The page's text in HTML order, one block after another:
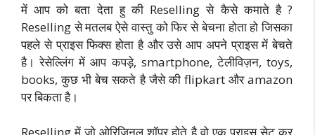
में आप को बता देता हु की Reselling से कैसे कमाते है ?
Reselling से मतलब ऐसे वास्तु को फिर से बेचना होता हो जिसका
पहले से प्राइस फिक्स होता है और उसे आप अपने प्राइस में बेचते
है। रेसेल्लिंग में आप कपड़े, smartphone, टेलीविज़न, toys,
books, कुछ भी बेच सकते है जैसे की flipkart और amazon
पर बिकता है।